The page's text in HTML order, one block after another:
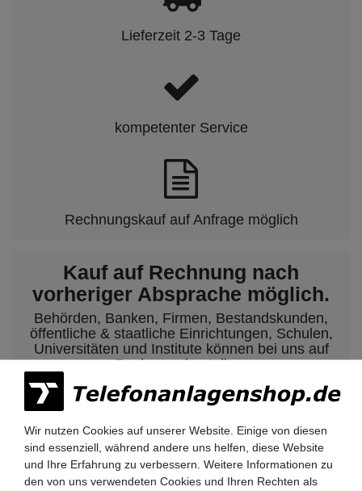
Lieferzeit 2-3 Tage
kompetenter Service
Rechnungskauf auf Anfrage möglich
Kauf auf Rechnung nach
vorheriger Absprache möglich.
Behörden, Banken, Firmen, Bestandskunden,
öffentliche & staatliche Einrichtungen, Schulen,
Universitäten und Institute können bei uns auf
Rechnung bestellen.
Nehmen Sie dazu einfach telefonisch oder per
Email Kontakt mit uns auf.
Siemens HiPath 3000 Telefonanlagen
Siemens HiPath 3350 / 3550
Wir nutzen Cookies auf unserer Website. Einige von diesen
sind essenziell, während andere uns helfen, diese Website
und Ihre Erfahrung zu verbessern. Weitere Informationen zu
den von uns verwendeten Cookies und Ihren Rechten als